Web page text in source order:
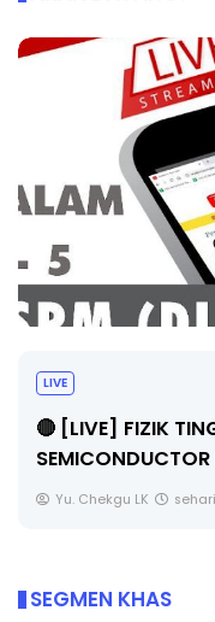
LIVE
🔴 [LIVE] PRINSIP
SOALAN 1 TRIAL
Yu. Chekgu LK
SEGMEN KHAS